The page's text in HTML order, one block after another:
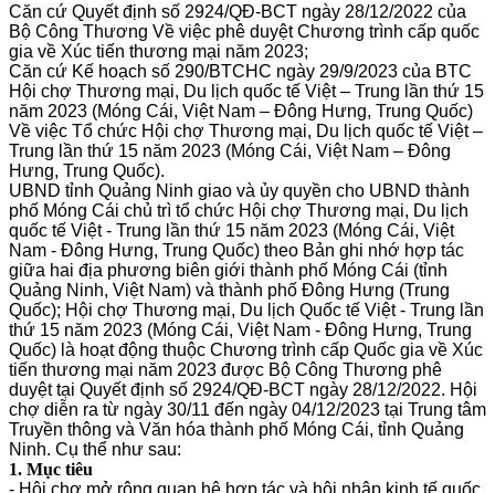
Căn cứ Quyết định số 2924/QĐ-BCT ngày 28/12/2022 của
Bộ Công Thương Về việc phê duyệt Chương trình cấp quốc
gia về Xúc tiến thương mại năm 2023;
Căn cứ Kế hoạch số 290/BTCHC ngày 29/9/2023 của BTC
Hội chợ Thương mại, Du lịch quốc tế Việt – Trung lần thứ 15
năm 2023 (Móng Cái, Việt Nam – Đông Hưng, Trung Quốc)
Về việc Tổ chức Hội chợ Thương mại, Du lịch quốc tế Việt –
Trung lần thứ 15 năm 2023 (Móng Cái, Việt Nam – Đông
Hưng, Trung Quốc).
UBND tỉnh Quảng Ninh giao và ủy quyền cho UBND thành
phố Móng Cái chủ trì tổ chức Hội chợ Thương mại, Du lịch
quốc tế Việt - Trung lần thứ 15 năm 2023 (Móng Cái, Việt
Nam - Đông Hưng, Trung Quốc) theo Bản ghi nhớ hợp tác
giữa hai địa phương biên giới thành phố Móng Cái (tỉnh
Quảng Ninh, Việt Nam) và thành phố Đông Hưng (Trung
Quốc); Hội chợ Thương mại, Du lịch Quốc tế Việt - Trung lần
thứ 15 năm 2023 (Móng Cái, Việt Nam - Đông Hưng, Trung
Quốc) là hoạt động thuộc Chương trình cấp Quốc gia về Xúc
tiến thương mại năm 2023 được Bộ Công Thương phê
duyệt tại Quyết định số 2924/QĐ-BCT ngày 28/12/2022. Hội
chợ diễn ra từ ngày 30/11 đến ngày 04/12/2023 tại Trung tâm
Truyền thông và Văn hóa thành phố Móng Cái, tỉnh Quảng
Ninh. Cụ thể như sau:
1. Mục tiêu
- Hội chợ mở rộng quan hệ hợp tác và hội nhập kinh tế quốc